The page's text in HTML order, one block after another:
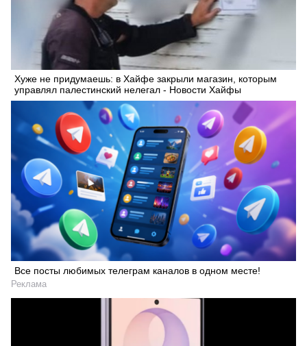
Хуже не придумаешь: в Хайфе закрыли магазин, которым
управлял палестинский нелегал - Новости Хайфы
Все посты любимых телеграм каналов в одном месте!
Реклама